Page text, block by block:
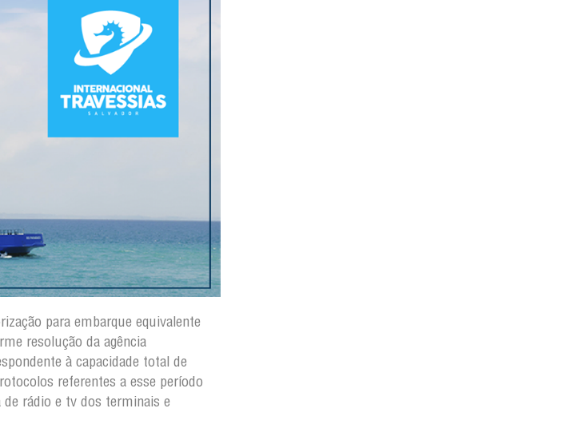
para embarque equivalente
resolução da agência
à capacidade total de
referentes a esse período
rádio e tv dos terminais e